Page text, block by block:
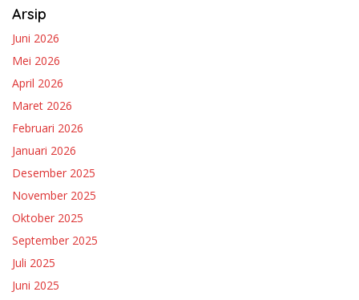
Arsip
Juni 2026
Mei 2026
April 2026
Maret 2026
Februari 2026
Januari 2026
Desember 2025
November 2025
Oktober 2025
September 2025
Juli 2025
Juni 2025